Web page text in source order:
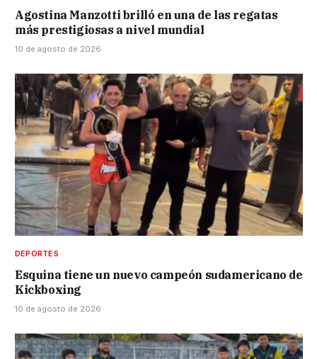
Agostina Manzotti brilló en una de las regatas
más prestigiosas a nivel mundial
10 de agosto de 2026
DEPORTES
Esquina tiene un nuevo campeón sudamericano de
Kickboxing
10 de agosto de 2026